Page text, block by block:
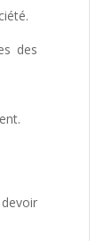
des